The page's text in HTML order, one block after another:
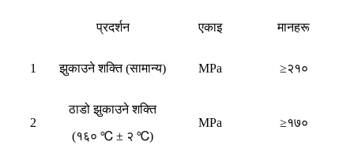
प्रदर्शन एकाइ मानहरू
1 झुकाउने शक्ति (सामान्य) MPa ≥२१०
2
ठाडो झुकाउने शक्ति
(१६० ℃ ± २ ℃)
MPa ≥१७०